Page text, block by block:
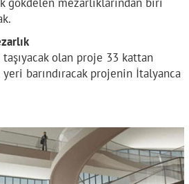
olan proje 33 kattan
barındıracak projenin İtalyanca